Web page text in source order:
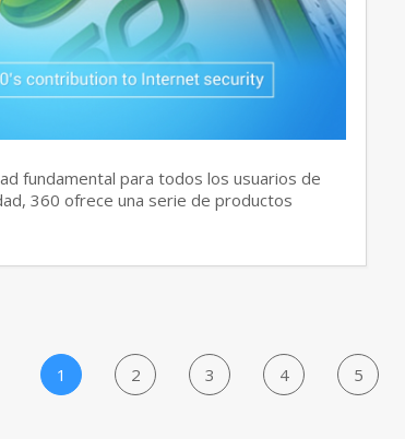
fundamental para todos los usuarios de
360 ofrece una serie de productos
1 2 3 4 5